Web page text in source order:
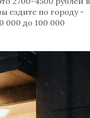
ездите по городу -
000 до 100 000